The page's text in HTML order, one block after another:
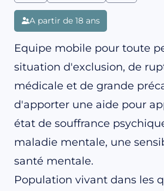
A partir de 18 ans
Equipe mobile pour toute
situation d'exclusion, de
médicale et de grande
d'apporter une aide pour
état de souffrance
maladie mentale, une
santé mentale.
Population vivant dans les